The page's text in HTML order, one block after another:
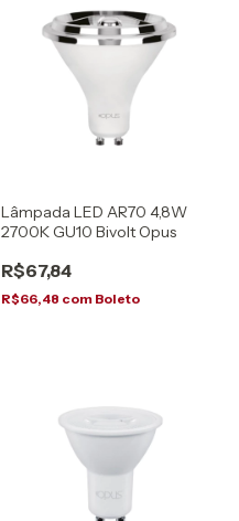
Lâmpada LED AR70 4,8W
2700K GU10 Bivolt Opus
R$67,84
R$66,48 com Boleto